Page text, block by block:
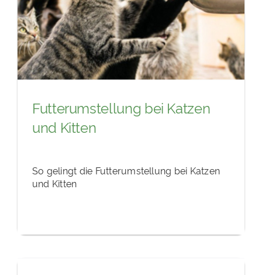
Futterumstellung bei Katzen
und Kitten
So gelingt die Futterumstellung bei Katzen
und Kitten